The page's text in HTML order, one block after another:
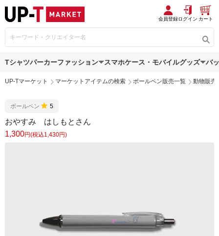
会員登録ログイン カート
Tシャツパーカーファッション スマホケース・モバイルグッズ バ
UP-Tマーケット マーケットアイテムの検索 ボールペン販売一覧 動物販売
ボールペン 5
おやすみ はしもとさん
1,300円(税込1,430円)